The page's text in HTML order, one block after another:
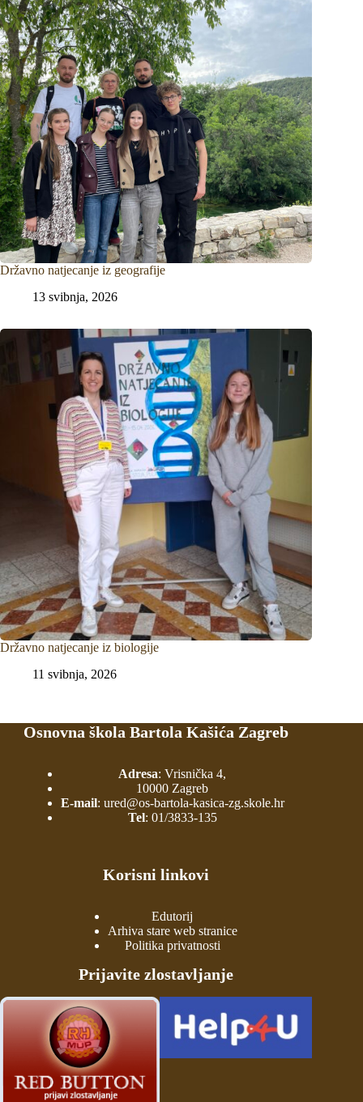
Državno natjecanje iz geografije
13 svibnja, 2026
Državno natjecanje iz biologije
11 svibnja, 2026
Osnovna škola Bartola Kašića Zagreb
Adresa: Vrisnička 4,
10000 Zagreb
E-mail: ured@os-bartola-kasica-zg.skole.hr
Tel: 01/3833-135
Korisni linkovi
Edutorij
Arhiva stare web stranice
Politika privatnosti
Prijavite zlostavljanje